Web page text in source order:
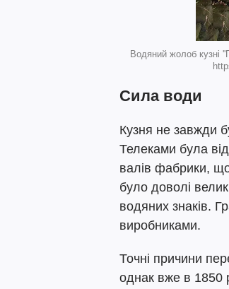
Водяний жолоб кузні
Сила води
Кузня не завжди
Телеками була
валів фабрики,
було доволі
водяних знаків.
виробниками.
Точні причини
однак вже в 1850